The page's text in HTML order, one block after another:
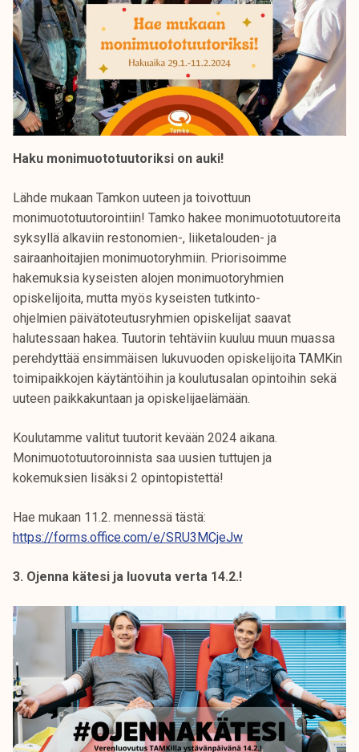
Haku monimuototuutoriksi on auki!
Lähde mukaan Tamkon uuteen ja toivottuun
monimuototuutorointiin! Tamko hakee monimuototuutoreita
syksyllä alkaviin restonomien-, liiketalouden- ja
sairaanhoitajien monimuotoryhmiin. Priorisoimme
hakemuksia kyseisten alojen monimuotoryhmien
opiskelijoita, mutta myös kyseisten tutkinto-
ohjelmien päivätoteutusryhmien opiskelijat saavat
halutessaan hakea. Tuutorin tehtäviin kuuluu muun muassa
perehdyttää ensimmäisen lukuvuoden opiskelijoita TAMKin
toimipaikkojen käytäntöihin ja koulutusalan opintoihin sekä
uuteen paikkakuntaan ja opiskelijaelämään.
Koulutamme valitut tuutorit kevään 2024 aikana.
Monimuototuutoroinnista saa uusien tuttujen ja
kokemuksien lisäksi 2 opintopistettä!
Hae mukaan 11.2. mennessä tästä:
https://forms.office.com/e/SRU3MCjeJw
3. Ojenna kätesi ja luovuta verta 14.2.!